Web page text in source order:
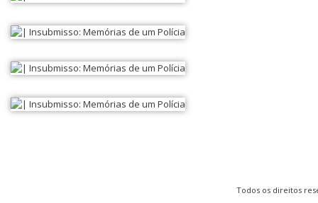
Todos os direitos